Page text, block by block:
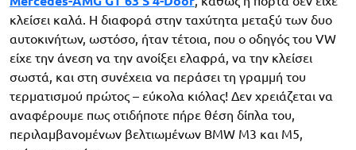
κλείσει καλά. Η διαφορά στην ταχύτητα μεταξύ των δυο
αυτοκινήτων, ωστόσο, ήταν τέτοια, που ο οδηγός του VW
είχε την άνεση να την ανοίξει ελαφρά, να την κλείσει
σωστά, και στη συνέχεια να περάσει τη γραμμή του
τερματισμού πρώτος – εύκολα κιόλας! Δεν χρειάζεται να
αναφέρουμε πως οτιδήποτε πήρε θέση δίπλα του,
περιλαμβανομένων βελτιωμένων BMW M3 και M5,